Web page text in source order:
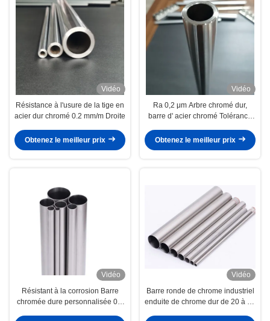
Vidéo
Résistance à l'usure de la tige en
acier dur chromé 0.2 mm/m Droite
Obtenez le meilleur prix
Vidéo
Ra 0,2 μm Arbre chromé dur,
barre d' acier chromé Tolérance
Obtenez le meilleur prix
Vidéo
Résistant à la corrosion Barre
chromée dure personnalisée 0.2
Vidéo
Barre ronde de chrome industriel
enduite de chrome dur de 20 à 30